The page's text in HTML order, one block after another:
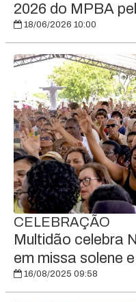
2026 do MPBA
18/06/2026 10:00
CELEBRAÇÃO
Multidão celebra
em missa solene
16/08/2025 09:58